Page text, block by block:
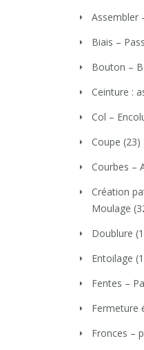
Assembler
Biais –
Bouton –
Ceinture :
Col –
Coupe (23)
Courbes –
Création
Moulage
Doublure
Entoilage
Fentes –
Fermeture
Fronces –